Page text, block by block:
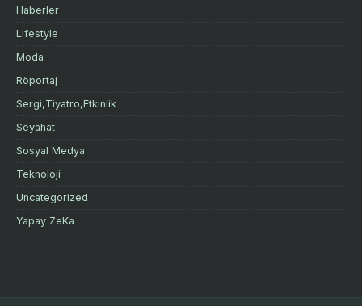
Haberler
Lifestyle
Moda
Röportaj
Sergi,Tiyatro,Etkinlik
Seyahat
Sosyal Medya
Teknoloji
Uncategorized
Yapay ZeKa